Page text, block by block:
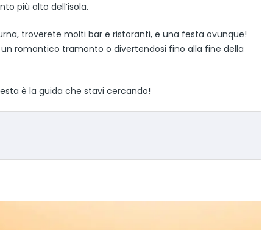
più alto dell’isola.
troverete molti bar e ristoranti, e una festa ovunque!
romantico tramonto o divertendosi fino alla fine della
è la guida che stavi cercando!